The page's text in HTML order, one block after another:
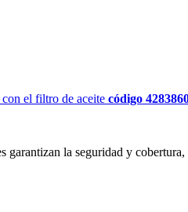
el filtro de aceite código
la seguridad y